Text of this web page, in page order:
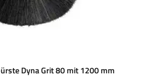
Dyna Grit 80 mit 1200 mm